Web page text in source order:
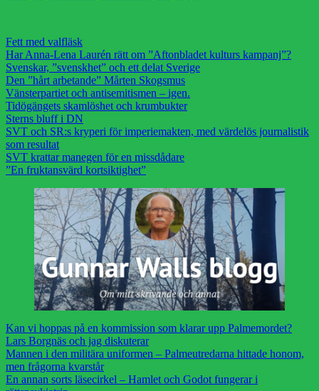
Fett med valfläsk
Har Anna-Lena Laurén rätt om ”Aftonbladet kulturs kampanj”?
Svenskar, ”svenskhet” och ett delat Sverige
Den ”hårt arbetande” Mårten Skogsmus
Vänsterpartiet och antisemitismen – igen.
Tidögängets skamlöshet och krumbukter
Sterns bluff i DN
SVT och SR:s kryperi för imperiemakten, med värdelös journalistik
som resultat
SVT krattar manegen för en missdådare
”En fruktansvärd kortsiktighet”
Kan vi hoppas på en kommission som klarar upp Palmemordet?
Lars Borgnäs och jag diskuterar
Mannen i den militära uniformen – Palmeutredarna hittade honom,
men frågorna kvarstår
En annan sorts läsecirkel – Hamlet och Godot fungerar i